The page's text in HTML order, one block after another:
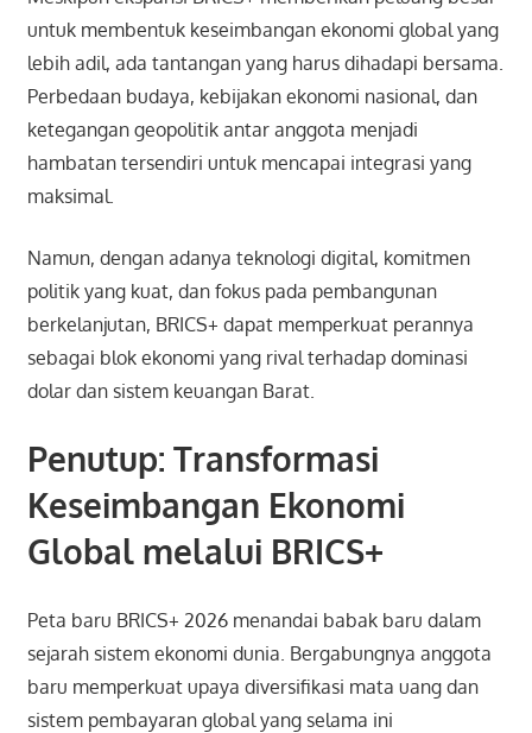
untuk membentuk keseimbangan ekonomi global yang
lebih adil, ada tantangan yang harus dihadapi bersama.
Perbedaan budaya, kebijakan ekonomi nasional, dan
ketegangan geopolitik antar anggota menjadi
hambatan tersendiri untuk mencapai integrasi yang
maksimal.
Namun, dengan adanya teknologi digital, komitmen
politik yang kuat, dan fokus pada pembangunan
berkelanjutan, BRICS+ dapat memperkuat perannya
sebagai blok ekonomi yang rival terhadap dominasi
dolar dan sistem keuangan Barat.
Penutup: Transformasi
Keseimbangan Ekonomi
Global melalui BRICS+
Peta baru BRICS+ 2026 menandai babak baru dalam
sejarah sistem ekonomi dunia. Bergabungnya anggota
baru memperkuat upaya diversifikasi mata uang dan
sistem pembayaran global yang selama ini